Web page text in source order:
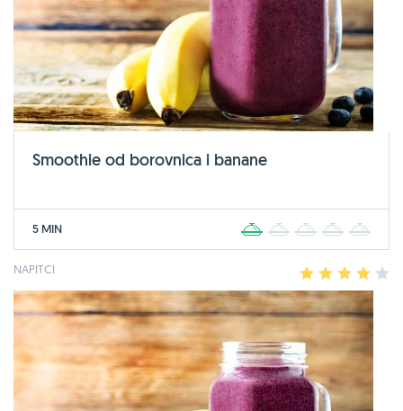
Smoothie od borovnica i banane
5 MIN 2 3 4
NAPITCI 2 3 4